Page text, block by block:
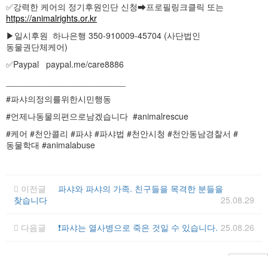
✅강력한 케어의 정기후원인단 신청➡프로필링크클릭 또는
https://animalrights.or.kr
▶일시후원 하나은행 350-910009-45704 (사단법인
동물권단체케어)
✅Paypal paypal.me/care8886
#파샤의정의를위한시민행동
#언제나동물의편으로남겠습니다 #animalrescue
#케어 #천안콜리 #파샤 #파샤법 #천안시청 #천안동남경찰서 #
동물학대 #animalabuse
이전글
파샤와 파샤의 가족. 친구들을 목격한 분들을
찾습니다
25.08.29
다음글 ❗️파샤는 열사병으로 죽은 것일 수 있습니다. 25.08.26